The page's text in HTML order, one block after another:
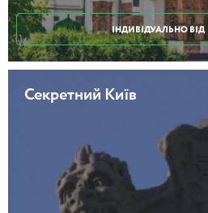
ІНДИВІДУАЛЬНО ВІД
Секретний Київ